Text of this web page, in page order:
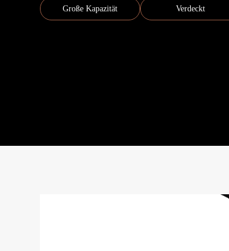
Große Kapazität Verdeckt